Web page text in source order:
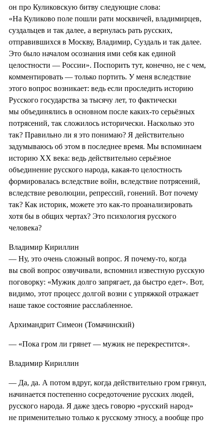
он про Куликовскую битву следующие слова:
«На Куликово поле пошли рати москвичей, владимирцев,
суздальцев и так далее, а вернулась рать русских,
отправившихся в Москву, Владимир, Суздаль и так далее.
Это было началом осознания ими себя как единой
целостности — России». Поспорить тут, конечно, не с чем,
комментировать — только портить. У меня вследствие
этого вопрос возникает: ведь если проследить историю
Русского государства за тысячу лет, то фактически
мы объединялись в основном после каких-то серьёзных
потрясений, так сложилось исторически. Насколько это
так? Правильно ли я это понимаю? Я действительно
задумываюсь об этом в последнее время. Мы вспоминаем
историю XX века: ведь действительно серьёзное
объединение русского народа, какая-то целостность
формировалась вследствие войн, вследствие потрясений,
вследствие революции, репрессий, гонений. Вот почему
так? Как историк, можете это как-то проанализировать
хотя бы в общих чертах? Это психология русского
человека?
Владимир Кириллин
— Ну, это очень сложный вопрос. Я почему-то, когда
вы свой вопрос озвучивали, вспомнил известную русскую
поговорку: «Мужик долго запрягает, да быстро едет». Вот,
видимо, этот процесс долгой возни с упряжкой отражает
наше такое состояние расслабленное.
Архимандрит Симеон (Томачинский)
— «Пока гром ли грянет — мужик не перекрестится».
Владимир Кириллин
— Да, да. А потом вдруг, когда действительно гром грянул,
начинается постепенно сосредоточение русских людей,
русского народа. Я даже здесь говорю «русский народ»
не применительно только к русскому этносу, а вообще про